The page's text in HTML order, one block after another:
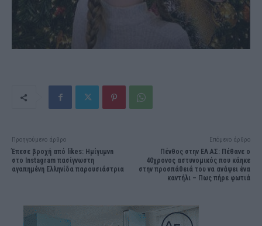
Προηγούμενο άρθρο
Έπεσε βροχή από likes: Hμίγuμvn
στο Instagram πασίγνωστη
αγαπημένη Ελληνίδα παρουσιάστρια
Επόμενο άρθρο
Πένθος στην ΕΛ.ΑΣ: Πέθανε ο
40χρονος αστυνομικός που κάηκε
στην προσπάθειά του να ανάψει ένα
καντήλι – Πως πήρε φωτιά